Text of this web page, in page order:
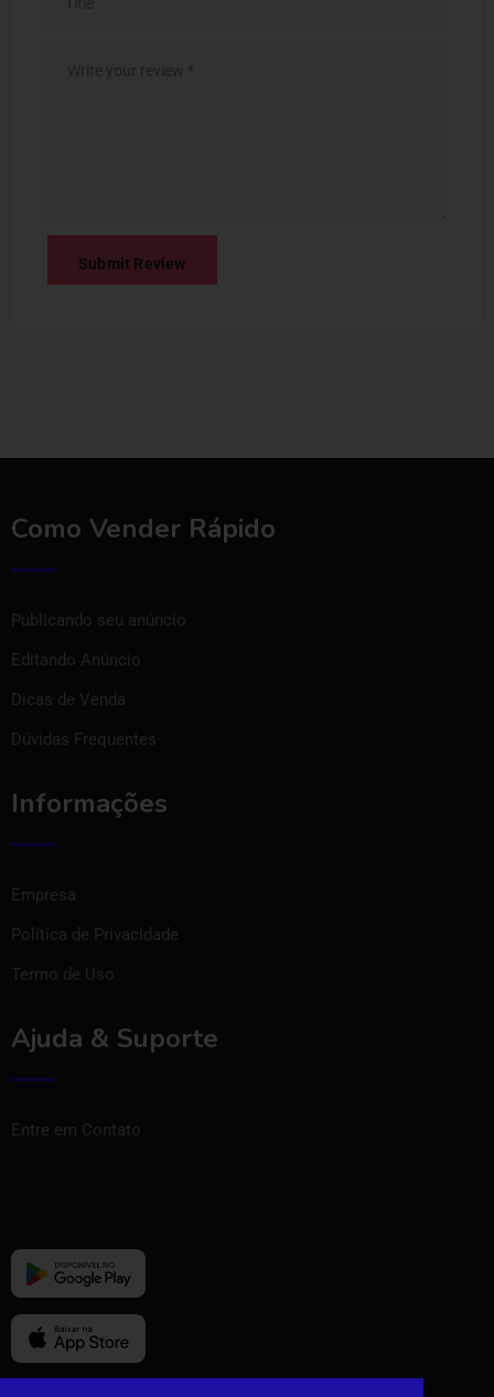
Como Vender Rápido
Publicando seu anúncio
Editando Anúncio
Dicas de Venda
Dúvidas Frequentes
Informações
Empresa
Política de Privacidade
Termo de Uso
Ajuda & Suporte
Entre em Contato